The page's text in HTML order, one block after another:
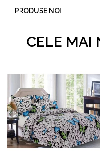
PRODUSE NOI
CELE MAI